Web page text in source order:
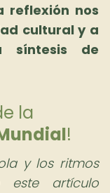
reflexión nos
cultural y a
síntesis de
la
!
y los ritmos
este artículo